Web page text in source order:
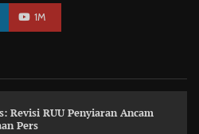
1M
Revisi RUU Penyiaran Ancam
Pers